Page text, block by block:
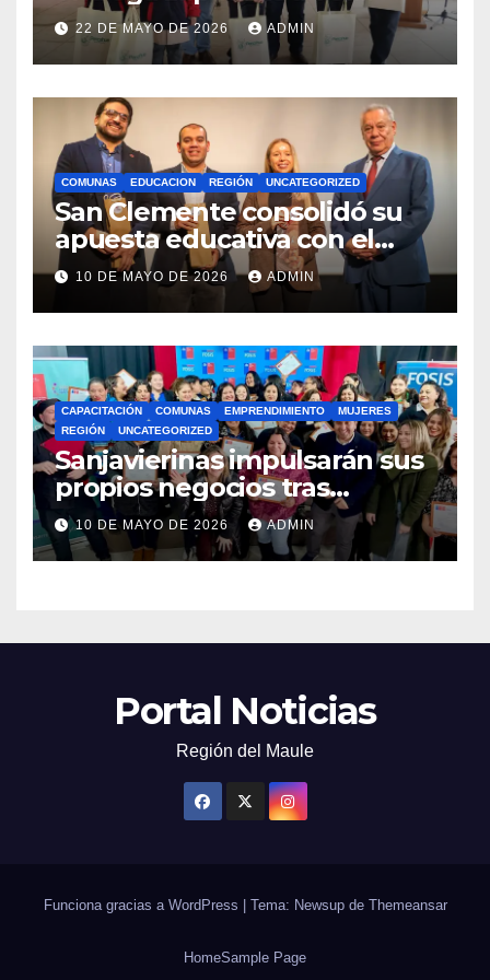
estudiantes con recursos del
Royalty Minero
22 DE MAYO DE 2026 ADMIN
COMUNAS EDUCACION REGIÓN UNCATEGORIZED
San Clemente consolidó su
apuesta educativa con el
lanzamiento del
Preuniversitario Brotes 2026
10 DE MAYO DE 2026 ADMIN
CAPACITACIÓN COMUNAS EMPRENDIMIENTO
MUJERES
REGIÓN
UNCATEGORIZED
Sanjavierinas impulsarán sus
propios negocios tras
capacitarse junto al FOSIS
10 DE MAYO DE 2026 ADMIN
Portal Noticias
Región del Maule
Funciona gracias a WordPress Tema: Newsup de Themeansar
HomeSample Page